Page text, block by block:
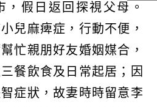
，假日返回探視父母。
兒麻痺症，行動不便，
忙親朋好友婚姻媒合，
餐飲食及日常起居；因
症狀，故妻時時留意李